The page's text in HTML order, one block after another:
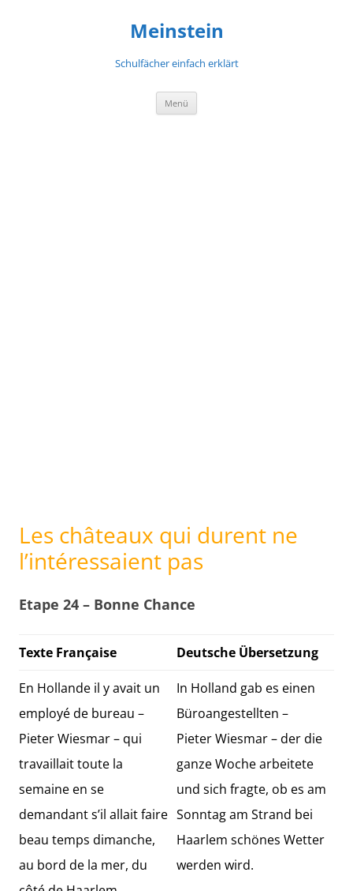
Meinstein
Schulfächer einfach erklärt
Menü
Les châteaux qui durent ne
l’intéressaient pas
Etape 24 – Bonne Chance
Texte Française Deutsche Übersetzung
En Hollande il y avait un
employé de bureau –
Pieter Wiesmar – qui
travaillait toute la
semaine en se
demandant s’il allait faire
beau temps dimanche,
au bord de la mer, du
In Holland gab es einen
Büroangestellten –
Pieter Wiesmar – der die
ganze Woche arbeitete
und sich fragte, ob es am
Sonntag am Strand bei
Haarlem schönes Wetter
werden wird.